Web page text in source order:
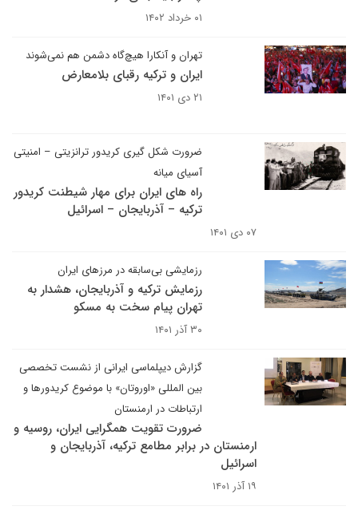
۰۱ خرداد ۱۴۰۲
تهران و آنکارا هیچ‌گاه دشمن هم نمی‌شوند
ایران و ترکیه رقبای بلامعارض
۲۱ دی ۱۴۰۱
ضرورت شکل گیری کریدور ترانزیتی – امنیتی
آسیای میانه
راه های ایران برای مهار شیطنت کریدور
ترکیه – آذربایجان – اسرائیل
۰۷ دی ۱۴۰۱
رزمایشی بی‌سابقه در مرزهای ایران
رزمایش ترکیه و آذربایجان، هشدار به
تهران پیام سخت به مسکو
۳۰ آذر ۱۴۰۱
گزارش دیپلماسی ایرانی از نشست تخصصی
بین المللی «اوروتان» با موضوع کریدورها و
ارتباطات در ارمنستان
ضرورت تقویت همگرایی ایران، روسیه و
ارمنستان در برابر مطامع ترکیه، آذربایجان و
اسرائیل
۱۹ آذر ۱۴۰۱